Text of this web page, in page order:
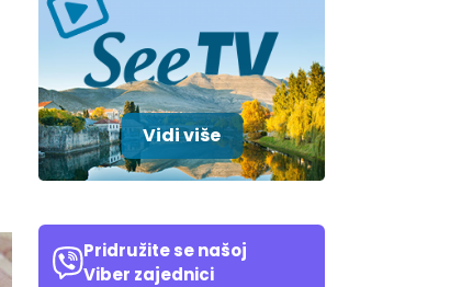
Vidi više
Pridružite se našoj
Viber zajednici